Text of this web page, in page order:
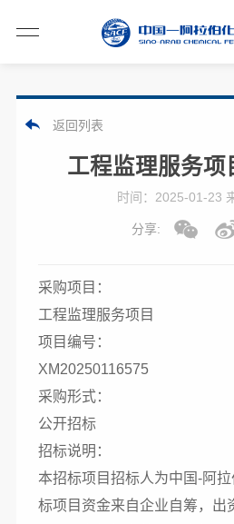
返回列表
工程监理服务项
时间：2025-01-23
分享:
采购项目：
工程监理服务项目
项目编号：
XM20250116575
采购形式：
公开招标
招标说明：
本招标项目招标人为中国-阿
标项目资金来自企业自筹，出